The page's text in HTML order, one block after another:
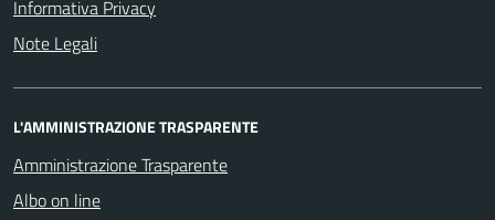
Informativa Privacy
Note Legali
L'AMMINISTRAZIONE TRASPARENTE
Amministrazione Trasparente
Albo on line